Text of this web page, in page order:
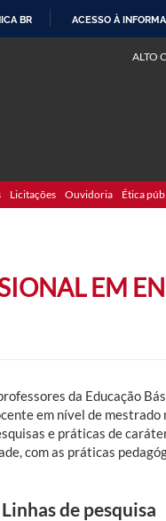
BR ACESSO À
ALTO
Licitações Ouvidoria Ética
EM
da Educação
em nível de mestrado
e práticas de
com as práticas
Linhas de pesquisa